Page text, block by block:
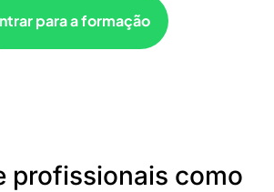
para a formação
profissionais como